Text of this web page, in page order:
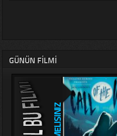
GÜNÜN FILMI